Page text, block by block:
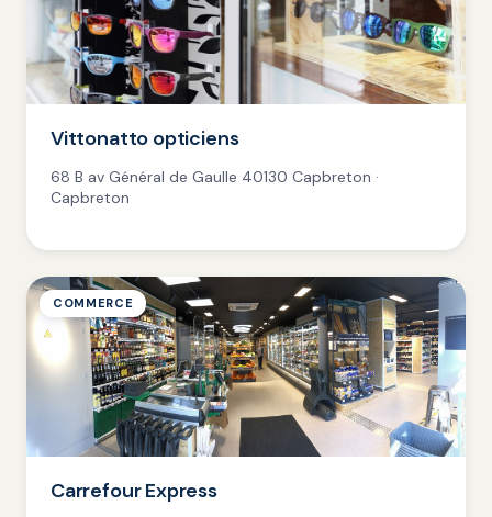
Vittonatto opticiens
68 B av Général de Gaulle 40130 Capbreton ·
Capbreton
COMMERCE
Carrefour Express